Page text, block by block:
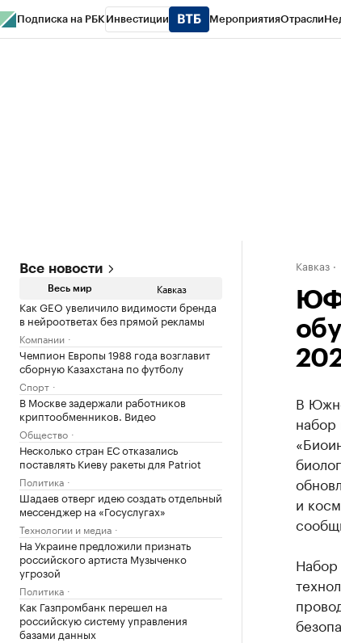
Подписка на РБК Инвестиции МероприятияОтрасли
Все новости
Весь мир Кавказ
Как GEO увеличило видимости бренда
в нейроответах без прямой рекламы
Компании
Чемпион Европы 1988 года возглавит
сборную Казахстана по футболу
Спорт
В Москве задержали работников
криптообменников. Видео
Общество
Несколько стран ЕС отказались
поставлять Киеву ракеты для Patriot
Политика
Шадаев отверг идею создать отдельный
мессенджер на «Госуслугах»
Технологии и медиа
На Украине предложили признать
российского артиста Музыченко
угрозой
Политика
Как Газпромбанк перешел на
российскую систему управления
базами данных
Кавказ
В
набор
и